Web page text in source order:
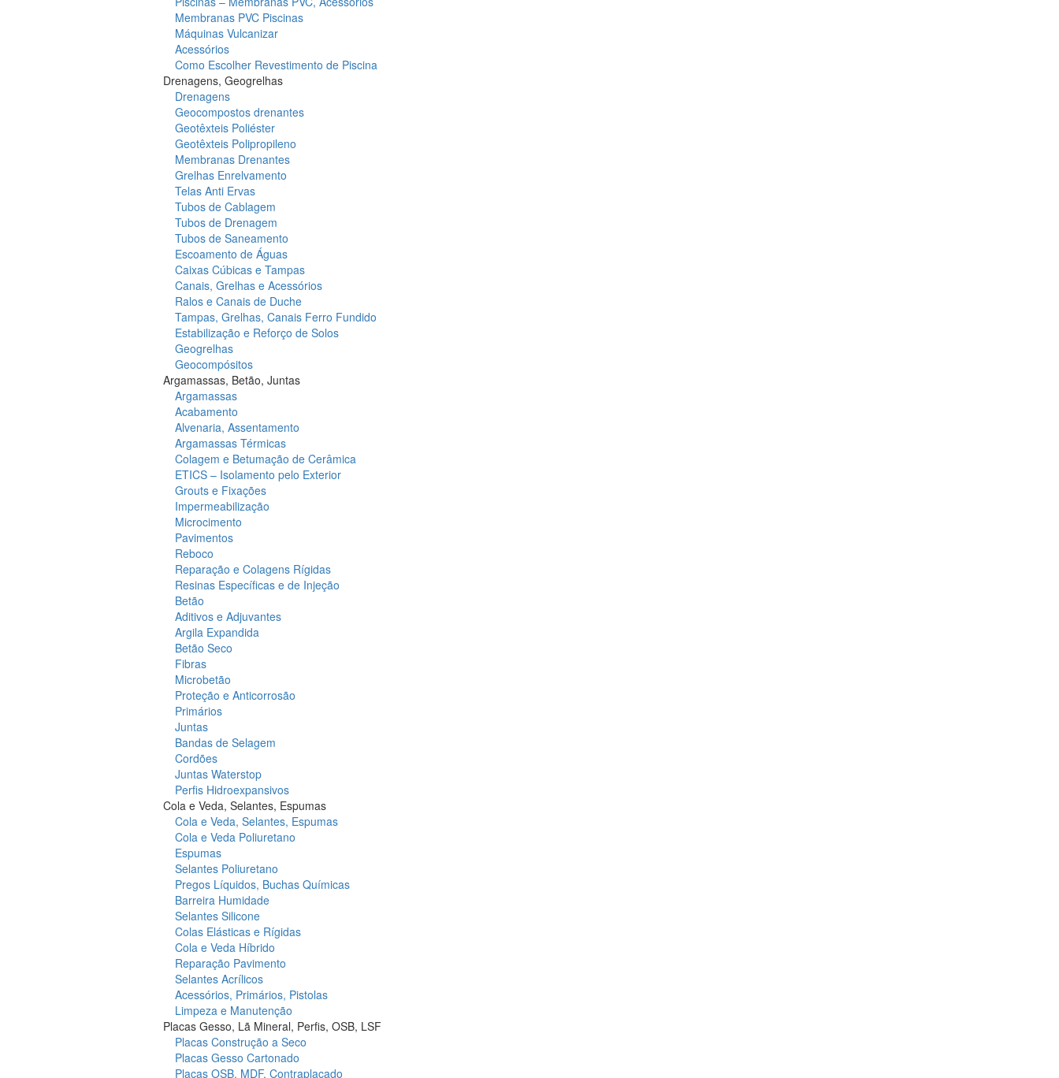
Membranas PVC Piscinas
Máquinas Vulcanizar
Acessórios
Como Escolher Revestimento de Piscina
Drenagens, Geogrelhas
Drenagens
Geocompostos drenantes
Geotêxteis Poliéster
Geotêxteis Polipropileno
Membranas Drenantes
Grelhas Enrelvamento
Telas Anti Ervas
Tubos de Cablagem
Tubos de Drenagem
Tubos de Saneamento
Escoamento de Águas
Caixas Cúbicas e Tampas
Canais, Grelhas e Acessórios
Ralos e Canais de Duche
Tampas, Grelhas, Canais Ferro Fundido
Estabilização e Reforço de Solos
Geogrelhas
Geocompósitos
Argamassas, Betão, Juntas
Argamassas
Acabamento
Alvenaria, Assentamento
Argamassas Térmicas
Colagem e Betumação de Cerâmica
ETICS – Isolamento pelo Exterior
Grouts e Fixações
Impermeabilização
Microcimento
Pavimentos
Reboco
Reparação e Colagens Rígidas
Resinas Específicas e de Injeção
Betão
Aditivos e Adjuvantes
Argila Expandida
Betão Seco
Fibras
Microbetão
Proteção e Anticorrosão
Primários
Juntas
Bandas de Selagem
Cordões
Juntas Waterstop
Perfis Hidroexpansivos
Cola e Veda, Selantes, Espumas
Cola e Veda, Selantes, Espumas
Cola e Veda Poliuretano
Espumas
Selantes Poliuretano
Pregos Líquidos, Buchas Químicas
Barreira Humidade
Selantes Silicone
Colas Elásticas e Rígidas
Cola e Veda Híbrido
Reparação Pavimento
Selantes Acrílicos
Acessórios, Primários, Pistolas
Limpeza e Manutenção
Placas Gesso, Lã Mineral, Perfis, OSB, LSF
Placas Construção a Seco
Placas Gesso Cartonado
Placas OSB, MDF, Contraplacado